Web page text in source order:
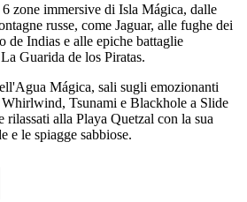
zone immersive di Isla Mágica, dalle
russe, come Jaguar, alle fughe dei
de Indias e alle epiche battaglie
Guarida de los Piratas.
Mágica, sali sugli emozionanti
Tsunami e Blackhole a Slide
rilassati alla Playa Quetzal con la sua
e le spiagge sabbiose.